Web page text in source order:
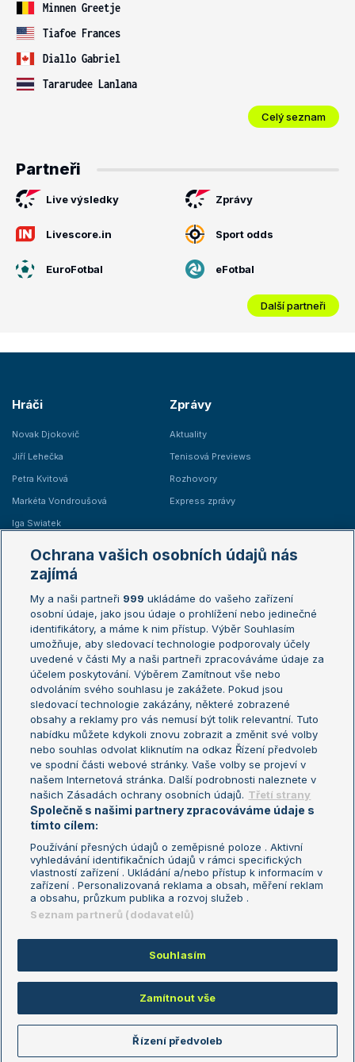
Minnen Greetje
Tiafoe Frances
Diallo Gabriel
Tararudee Lanlana
Celý seznam
Partneři
Live výsledky Zprávy
Livescore.in Sport odds
EuroFotbal eFotbal
Další partneři
Hráči
Novak Djokovič
Jiří Lehečka
Petra Kvitová
Markéta Vondroušová
Iga Swiatek
Zprávy
Aktuality
Tenisová Previews
Rozhovory
Express zprávy
Žebříčky
Žebříček ATP (muži)
Žebříček WTA (ženy)
Sázkařský žebříček
Australian Open
French Open
Wimbledon
US Open
Turnaj mistrů
Turnaj mistryň
Aktualní trendy
Fotbalové přestupy
Livesport Daily
LS Prague Open
Podmínky užití
Nastavení soukromí
GDPR a žurnalistika
Reklama
Kontakt
Informace o zpracování osobních
údajů
Copyright © 2008-2026 TenisPortal.cz. Využíváme zpravodajství ČTK.
Ochrana vašich osobních údajů nás
zajímá
My a naši partneři 999 ukládáme do vašeho zařízení
osobní údaje, jako jsou údaje o prohlížení nebo jedinečné
identifikátory, a máme k nim přístup. Výběr Souhlasím
umožňuje, aby sledovací technologie podporovaly účely
uvedené v části My a naši partneři zpracováváme údaje za
účelem poskytování. Výběrem Zamítnout vše nebo
odvoláním svého souhlasu je zakážete. Pokud jsou
sledovací technologie zakázány, některé zobrazené
obsahy a reklamy pro vás nemusí být tolik relevantní. Tuto
nabídku můžete kdykoli znovu zobrazit a změnit své volby
nebo souhlas odvolat kliknutím na odkaz Řízení předvoleb
ve spodní části webové stránky. Vaše volby se projeví v
našem Internetová stránka. Další podrobnosti naleznete v
našich Zásadách ochrany osobních údajů. Třetí strany
Společně s našimi partnery zpracováváme údaje s
tímto cílem:
Používání přesných údajů o zeměpisné poloze . Aktivní
vyhledávání identifikačních údajů v rámci specifických
vlastností zařízení . Ukládání a/nebo přístup k informacím v
zařízení . Personalizovaná reklama a obsah, měření reklam
a obsahu, průzkum publika a rozvoj služeb .
Seznam partnerů (dodavatelů)
Souhlasím
Zamítnout vše
Řízení předvoleb